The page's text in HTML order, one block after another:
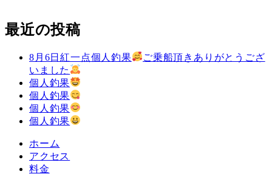
最近の投稿
8月6日紅一点個人釣果
ご乗船頂きありがとうござ
いました
個人釣果
個人釣果
個人釣果
個人釣果
ホーム
アクセス
料金